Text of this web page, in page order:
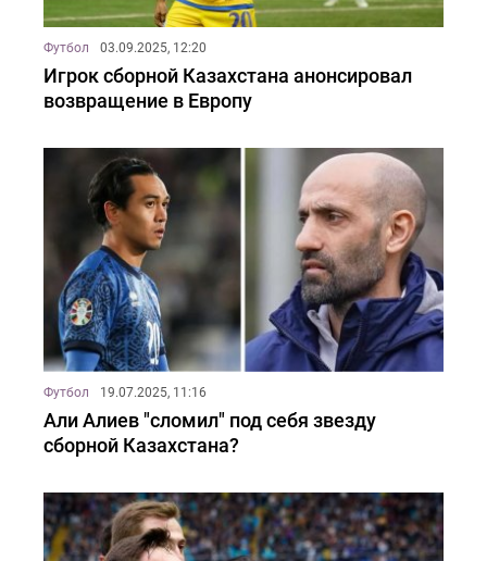
Футбол 03.09.2025, 12:20
Игрок сборной Казахстана анонсировал
возвращение в Европу
Футбол 19.07.2025, 11:16
Али Алиев "сломил" под себя звезду
сборной Казахстана?